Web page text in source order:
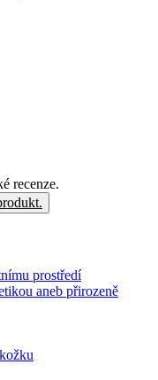
recenze.
prostředí
aneb přirozeně